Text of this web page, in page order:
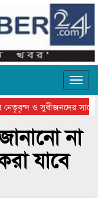
ও সুধীজনদের সাথে
না
যাবে